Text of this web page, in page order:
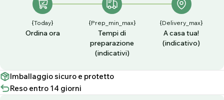
{today}
Ordina ora
{prep_min_max}
Tempi di
preparazione
(indicativi)
{delivery_max}
A casa tua!
(indicativo)
Imballaggio sicuro e protetto
Reso entro 14 giorni